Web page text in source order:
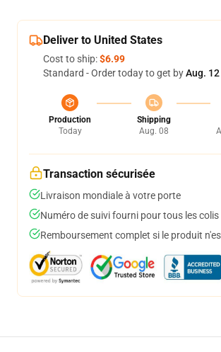
Deliver to United States
Cost to ship:$6.99
Standard - Order today to get byAug.
Production
Today
Shipping
Aug. 08
Transaction sécurisée
Livraison mondiale à votre porte
Numéro de suivi fourni pour tous les colis
Remboursement complet si le produit